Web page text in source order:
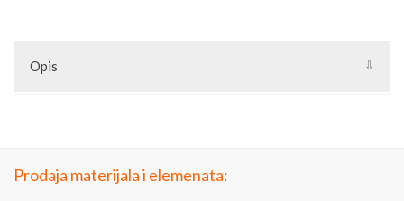
Opis
Prodaja materijala i elemenata: